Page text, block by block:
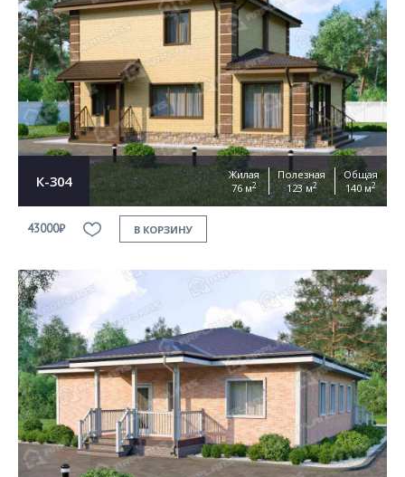
К-304
Жилая
76 м2
Полезная
123 м2
Общая
140 м2
43000₽ В КОРЗИНУ